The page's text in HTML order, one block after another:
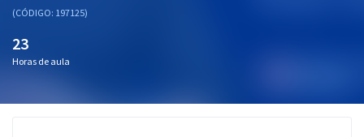
Atendimento
(CÓDIGO: 197125)
23
Horas de aula